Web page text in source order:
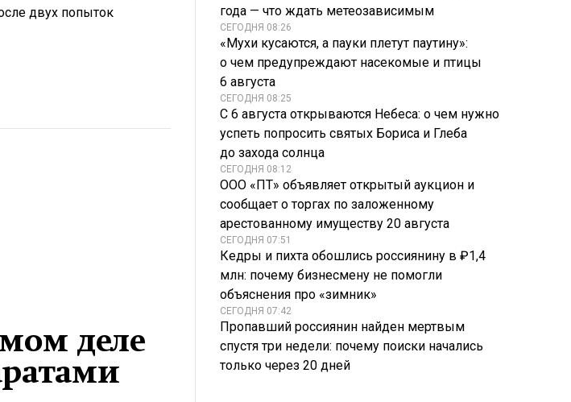
двух попыток
деле
года — что ждать метеозависимым
СЕГОДНЯ 08:26
«Мухи кусаются, а пауки плетут паутину»:
о чем предупреждают насекомые и птицы
6 августа
СЕГОДНЯ 08:25
С 6 августа открываются Небеса: о чем нужно
успеть попросить святых Бориса и Глеба
до захода солнца
СЕГОДНЯ 08:12
ООО «ПТ» объявляет открытый аукцион и
сообщает о торгах по заложенному
арестованному имуществу 20 августа
СЕГОДНЯ 07:51
Кедры и пихта обошлись россиянину в ₽1,4
млн: почему бизнесмену не помогли
объяснения про «зимник»
СЕГОДНЯ 07:42
Пропавший россиянин найден мертвым
спустя три недели: почему поиски начались
только через 20 дней